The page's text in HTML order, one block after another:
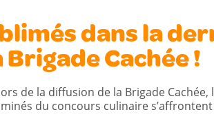
dans la
Cachée !
de la diffusion de la Brigade
du concours culinaire s’affrontent